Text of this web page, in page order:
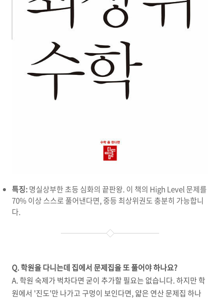
특징:명실상부한 초등 심화의 끝판왕. 이 책의 High Level 문제를
70% 이상 스스로 풀어낸다면, 중등 최상위권도 충분히 가능합니
다.
Q. 학원을 다니는데 집에서 문제집을 또 풀어야 하나요?
A. 학원 숙제가 벅차다면 굳이 추가할 필요는 없습니다. 하지만 학
원에서 '진도'만 나가고 구멍이 보인다면, 얇은 연산 문제집 하나